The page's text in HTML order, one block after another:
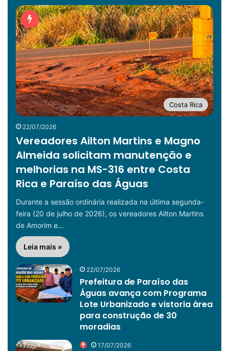
Costa Rica
22/07/2026
Vereadores Ailton Martins e Magno
Almeida solicitam manutenção e
melhorias na MS-316 entre Costa
Rica e Paraíso das Águas
Durante a sessão ordinária realizada na última segunda-
feira (20 de julho de 2026), os vereadores Ailton Martins
de Amorim e…
Leia mais »
22/07/2026
Prefeitura de Paraíso das
Águas avança com Programa
Lote Urbanizado e vistoria área
para construção de 30
moradias
17/07/2026